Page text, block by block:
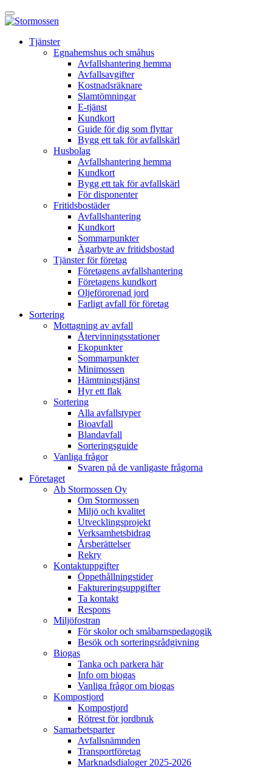
Skip
toÖppna
huvudmeny
tjänst
Tjänster
Egnahemshus och småhus
Avfallshantering hemma
Avfallsavgifter
Kostnadsräknare
Slamtömningar
E-tjänst
Kundkort
Guide för dig som flyttar
Bygg ett tak för avfallskärl
Husbolag
Avfallshantering hemma
Kundkort
Bygg ett tak för avfallskärl
För disponenter
Fritidsbostäder
Avfallshantering
Kundkort
Sommarpunkter
Ägarbyte av fritidsbostad
Tjänster för företag
Företagens avfallshantering
Företagens kundkort
Oljeförorenad jord
Farligt avfall för företag
Sortering
Mottagning av avfall
Återvinningsstationer
Ekopunkter
Sommarpunkter
Minimossen
Hämtningstjänst
Hyr ett flak
Sortering
Alla avfallstyper
Bioavfall
Blandavfall
Sorteringsguide
Vanliga frågor
Svaren på de vanligaste frågorna
Företaget
Ab Stormossen Oy
Om Stormossen
Miljö och kvalitet
Utvecklingsprojekt
Verksamhetsbidrag
Årsberättelser
Rekry
Kontaktuppgifter
Öppethållningstider
Faktureringsuppgifter
Ta kontakt
Respons
Miljöfostran
För skolor och småbarnspedagogik
Besök och sorteringsrådgivning
Biogas
Tanka och parkera här
Info om biogas
Vanliga frågor om biogas
Kompostjord
Kompostjord
Rötrest för jordbruk
Samarbetsparter
Avfallsnämnden
Transportföretag
Marknadsdialoger 2025-2026